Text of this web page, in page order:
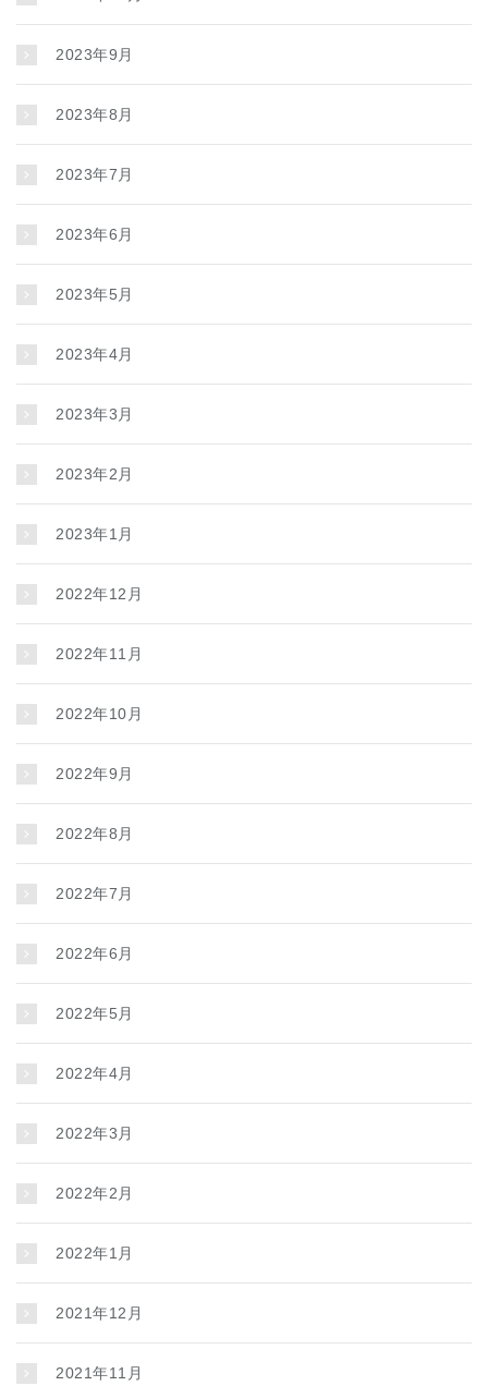
2023年9月
2023年8月
2023年7月
2023年6月
2023年5月
2023年4月
2023年3月
2023年2月
2023年1月
2022年12月
2022年11月
2022年10月
2022年9月
2022年8月
2022年7月
2022年6月
2022年5月
2022年4月
2022年3月
2022年2月
2022年1月
2021年12月
2021年11月